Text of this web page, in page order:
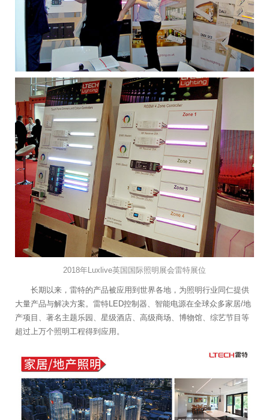
2018年Luxlive英国国际照明展会雷特展位
长期以来，雷特的产品被应用到世界各地，为照明行业同仁提供
大量产品与解决方案。雷特LED控制器、智能电源在全球众多家居/地
产项目、著名主题乐园、星级酒店、高级商场、博物馆、综艺节目等
超过上万个照明工程得到应用。